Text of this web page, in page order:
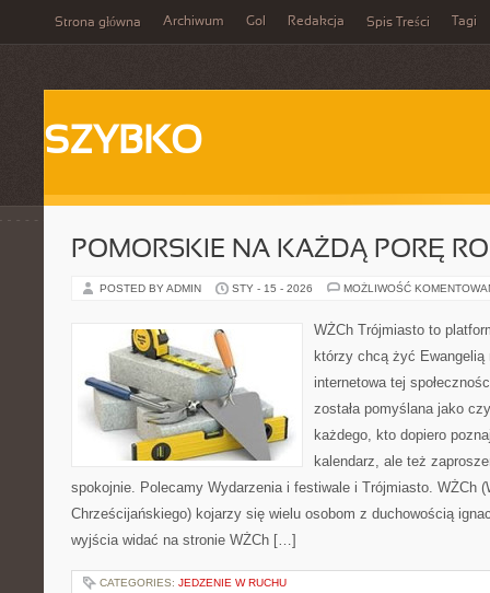
Strona główna Archiwum Gol Redakcja Spis Treści Tagi
SZYBKO
POMORSKIE NA KAŻDĄ PORĘ
POSTED BY ADMIN STY - 15 - 2026 MOŻLIWOŚĆ
WŻCh Trójmiasto to
którzy chcą żyć
internetowa tej
została pomyślana jako
każdego, kto dopiero
kalendarz, ale też
spokojnie. Polecamy Wydarzenia i festiwale i Trójmiasto. WŻCh
Chrześcijańskiego) kojarzy się wielu osobom z duchowością
wyjścia widać na stronie WŻCh […]
CATEGORIES: JEDZENIE W RUCHU